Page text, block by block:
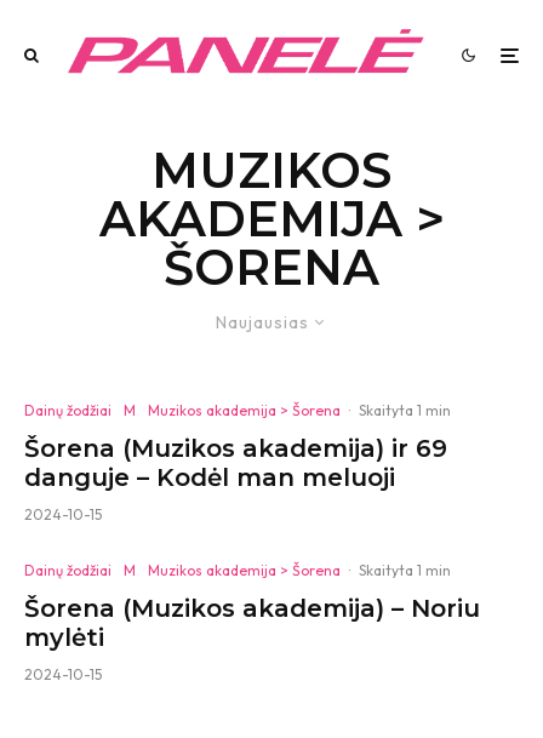
MUZIKOS
AKADEMIJA >
ŠORENA
Naujausias
Dainų žodžiai M Muzikos akademija > Šorena · Skaityta 1 min
Šorena (Muzikos akademija) ir 69
danguje – Kodėl man meluoji
2024-10-15
Dainų žodžiai M Muzikos akademija > Šorena · Skaityta 1 min
Šorena (Muzikos akademija) – Noriu
mylėti
2024-10-15